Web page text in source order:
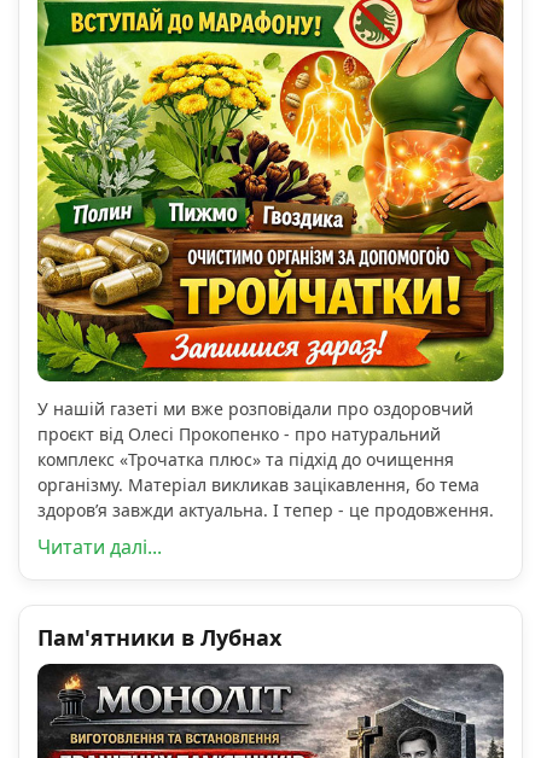
У нашій газеті ми вже розповідали про оздоровчий
проєкт від Олесі Прокопенко - про натуральний
комплекс «Трочатка плюс» та підхід до очищення
організму. Матеріал викликав зацікавлення, бо тема
здоров’я завжди актуальна. І тепер - це продовження.
Читати далі...
Пам'ятники в Лубнах